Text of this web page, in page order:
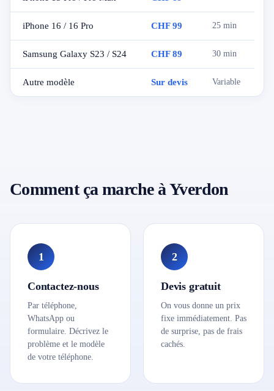
iPhone 16 / 16 Pro CHF 99 25 min
Samsung Galaxy S23 / S24 CHF 89 30 min
Autre modèle Sur devis Variable
Comment ça marche à Yverdon
1
Contactez-nous
Par téléphone,
WhatsApp ou
formulaire. Décrivez le
problème et le modèle
de votre téléphone.
2
Devis gratuit
On vous donne un prix
fixe immédiatement. Pas
de surprise, pas de frais
cachés.